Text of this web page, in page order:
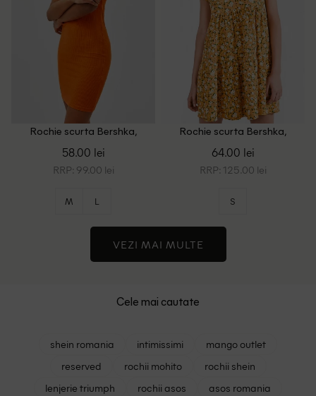
Rochie scurta Bershka,
58.00 lei
RRP: 99.00 lei
M L
Rochie scurta Bershka,
64.00 lei
RRP: 125.00 lei
S
VEZI MAI MULTE
Cele mai cautate
shein romania intimissimi
mango outlet
reserved
rochii mohito
rochii shein
lenjerie triumph
rochii asos
asos romania